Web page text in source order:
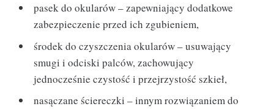
pasek do okularów – zapewniający dodatkowe
zabezpieczenie przed ich zgubieniem,
środek do czyszczenia okularów – usuwający
smugi i odciski palców, zachowujący
jednocześnie czystość i przejrzystość szkieł,
nasączane ściereczki – innym rozwiązaniem do